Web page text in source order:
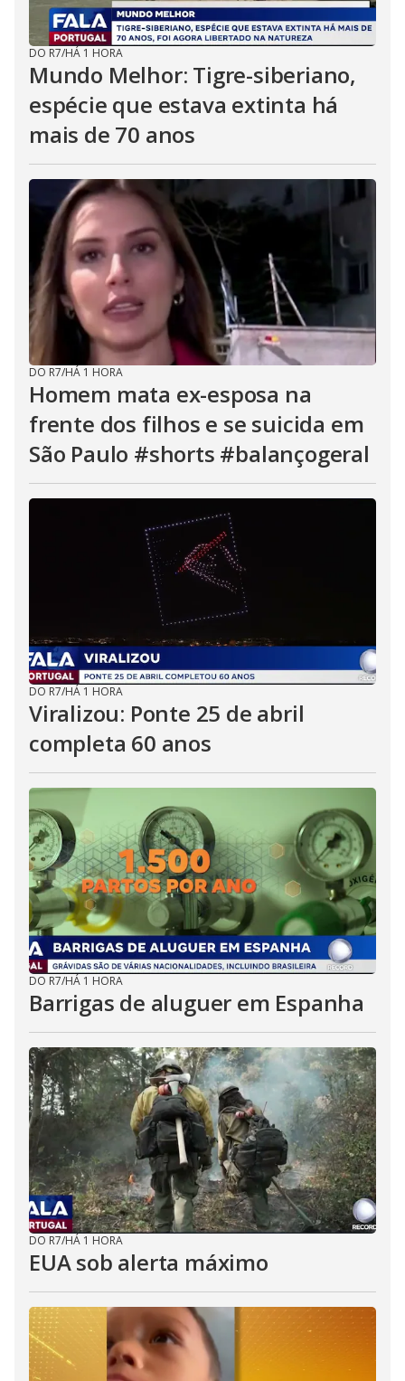
DO R7/HÁ 1 HORA
Mundo Melhor: Tigre-siberiano,
espécie que estava extinta há
mais de 70 anos
DO R7/HÁ 1 HORA
Homem mata ex-esposa na
frente dos filhos e se suicida em
São Paulo #shorts #balançogeral
DO R7/HÁ 1 HORA
Viralizou: Ponte 25 de abril
completa 60 anos
DO R7/HÁ 1 HORA
Barrigas de aluguer em Espanha
DO R7/HÁ 1 HORA
EUA sob alerta máximo